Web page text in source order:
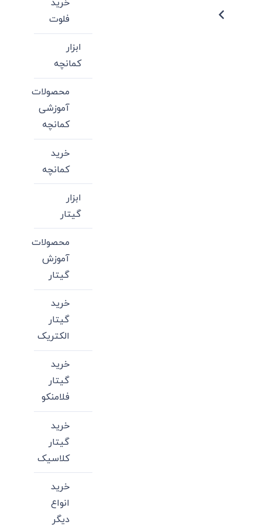
خرید
فلوت
ابزار
کمانچه
محصولات
آموزشی
کمانچه
خرید
کمانچه
ابزار
گیتار
محصولات
آموزش
گیتار
خرید
گیتار
الکتریک
خرید
گیتار
فلامنکو
خرید
گیتار
کلاسیک
خرید
انواع
دیگر